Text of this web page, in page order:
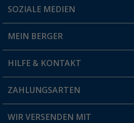
Du hast eine Frage?
Filiale finden
SOZIALE MEDIEN
MEIN BERGER
Vorteilskarte
Blog
HILFE & KONTAKT
FAQ & Kontakt
Versandinformationen
ZAHLUNGSARTEN
WIR VERSENDEN MIT